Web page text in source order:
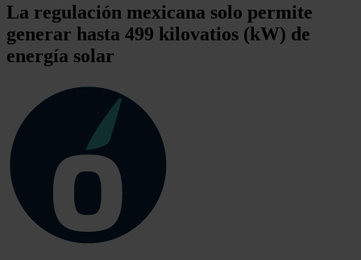
La regulación mexicana solo permite
generar hasta 499 kilovatios (kW) de
energía solar